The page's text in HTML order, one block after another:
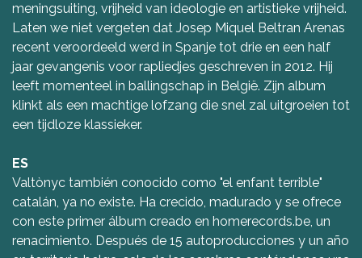
meningsuiting, vrijheid van ideologie en artistieke vrijheid.
Laten we niet vergeten dat Josep Miquel Beltran Arenas
recent veroordeeld werd in Spanje tot drie en een half
jaar gevangenis voor rapliedjes geschreven in 2012. Hij
leeft momenteel in ballingschap in België. Zijn album
klinkt als een machtige lofzang die snel zal uitgroeien tot
een tijdloze klassieker.
ES
Valtònyc también conocido como "el enfant terrible"
catalán, ya no existe. Ha crecido, madurado y se ofrece
con este primer álbum creado en homerecords.be, un
renacimiento. Después de 15 autoproducciones y un año